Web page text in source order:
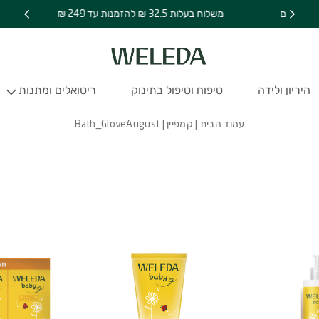
משלוח בעלות 32.5 ₪ להזמנות עד 249 ₪
היריון ולידה טיפוח וטיפול בתינוק ריטואלים ומתנות
עמוד הבית קמפיין